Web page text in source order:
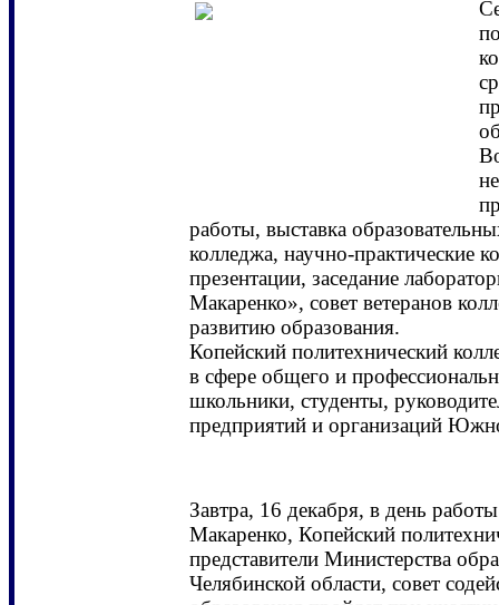
работы, выставка
колледжа, научно-практические
презентации, заседание
Макаренко», совет ветеранов
развитию образования.
Копейский политехнический
в сфере общего и
школьники, студенты,
предприятий и организаций
Завтра, 16 декабря, в день
Макаренко, Копейский
представители Министерства
Челябинской области, совет